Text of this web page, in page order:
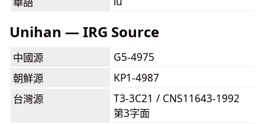
Unihan — IRG Source
中國源
G5-4975
朝鮮源
KP1-4987
台灣源
T3-3C21 / CNS11643-1992
第3字面